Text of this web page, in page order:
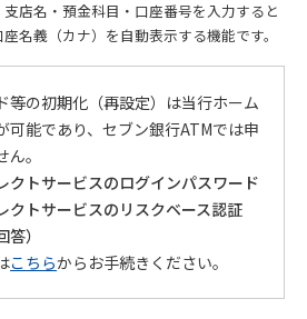
店名・預金科目・口座番号を入力すると
名義（カナ）を自動表示する機能です。
等の初期化（再設定）は当行ホーム
可能であり、セブン銀行ATMでは申
。
クトサービスのログインパスワード
クトサービスのリスクベース認証
）
こちらからお手続きください。